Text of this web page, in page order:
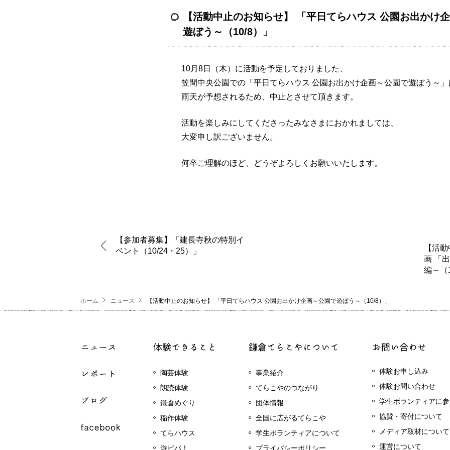
【活動中止のお知らせ】 「平日てらハウス 公園お出かけ
遊ぼう～（10/8）」
10月8日（木）に活動を予定しておりました、
笠間中央公園での「平日てらハウス 公園お出かけ企画～公園で遊ぼう～」
雨天が予想されるため、中止とさせて頂きます。
活動を楽しみにしてくださったみなさまにおかれましては、
大変申し訳ございません。
何卒ご理解のほど、どうぞよろしくお願いいたします。
【参加者募集】「建長寺秋の特別イ
ベント（10/24・25）」
【活
画 「
編～（
ホーム ニュース 【活動中止のお知らせ】 「平日てらハウス 公園お出かけ企画～公園で遊ぼう～（10/8）」
陶芸体験
朗読体験
鎌倉めぐり
稲作体験
てらハウス
遊ビバ！
事業紹介
てらこやのつながり
団体情報
全国に広がるてらこや
学生ボランティアについて
プライバシーポリシー
体験お申し込み
体験お問い合わせ
学生ボランティアに
協賛・寄付について
メディア取材について
運営について